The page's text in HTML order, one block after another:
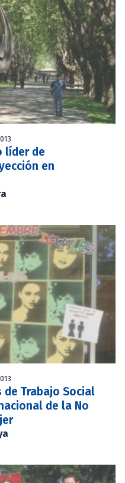
líder de
en
de Trabajo Social
de la No